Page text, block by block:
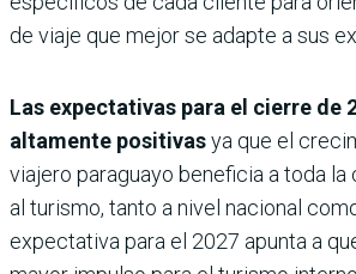
de viaje que mejor se adapte a sus
Las expectativas para el cierre de
altamente positivasya que el
viajero paraguayo beneficia a toda la
al turismo, tanto a nivel nacional
expectativa para el 2027 apunta a